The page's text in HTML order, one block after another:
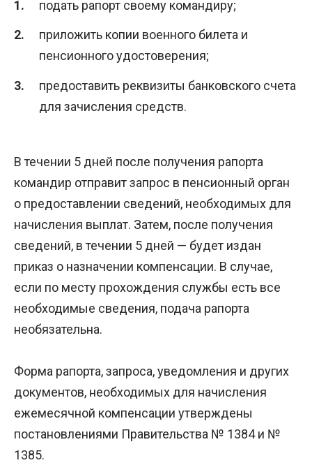
подать рапорт своему командиру;
приложить копии военного билета и
пенсионного удостоверения;
предоставить реквизиты банковского счета
для зачисления средств.
В течении 5 дней после получения рапорта
командир отправит запрос в пенсионный орган
о предоставлении сведений, необходимых для
начисления выплат. Затем, после получения
сведений, в течении 5 дней — будет издан
приказ о назначении компенсации. В случае,
если по месту прохождения службы есть все
необходимые сведения, подача рапорта
необязательна.
Форма рапорта, запроса, уведомления и других
документов, необходимых для начисления
ежемесячной компенсации утверждены
постановлениями Правительства № 1384 и №
1385.